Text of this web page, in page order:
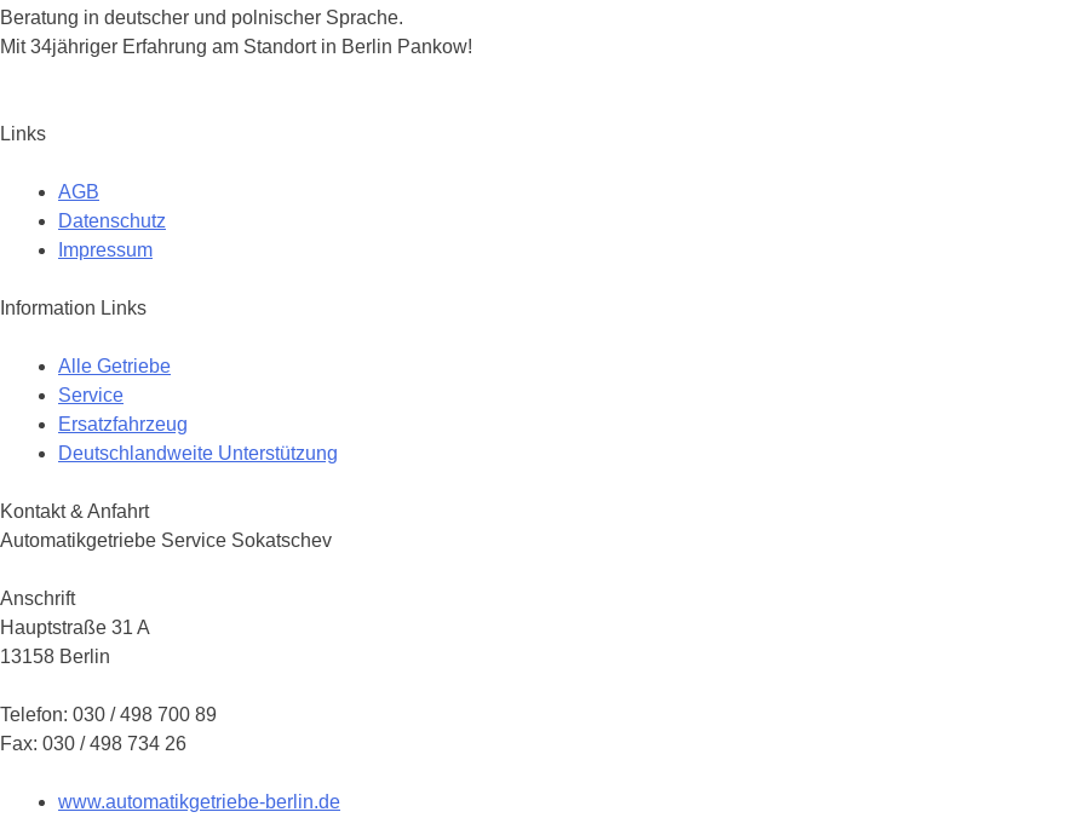
Beratung in deutscher und polnischer Sprache.
Mit 34jähriger Erfahrung am Standort in Berlin Pankow!
Links
AGB
Datenschutz
Impressum
Information Links
Alle Getriebe
Service
Ersatzfahrzeug
Deutschlandweite Unterstützung
Kontakt & Anfahrt
Automatikgetriebe Service Sokatschev
Anschrift
Hauptstraße 31 A
13158 Berlin
Telefon: 030 / 498 700 89
Fax: 030 / 498 734 26
www.automatikgetriebe-berlin.de